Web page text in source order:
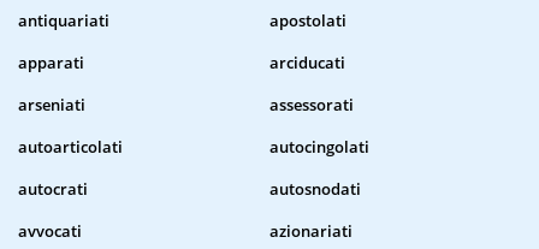
antiquariati
apostolati
apparati
arciducati
arseniati
assessorati
autoarticolati
autocingolati
autocrati
autosnodati
avvocati
azionariati